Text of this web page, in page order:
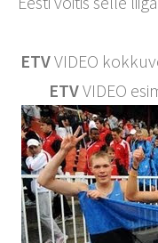
ETVVIDEO
ETVVIDEO